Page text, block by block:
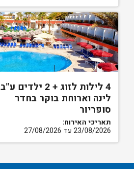
4 לילות לזוג + 2 ילדים ע"ב
לינה וארוחת בוקר בחדר
סופריור
תאריכי האירוח:
23/08/2026 עד 27/08/2026